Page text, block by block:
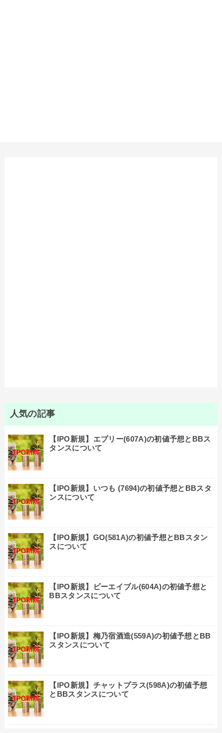
人気の記事
【IPO新規】エブリー(607A)の初値予想とBBス
タンスについて
【IPO新規】いつも (7694)の初値予想とBBスタ
ンスについて
【IPO新規】GO(581A)の初値予想とBBスタン
スについて
【IPO新規】ビーエイブル(604A)の初値予想と
BBスタンスについて
【IPO新規】梅乃宿酒造(559A)の初値予想とBB
スタンスについて
【IPO新規】チャットプラス(598A)の初値予想
とBBスタンスについて